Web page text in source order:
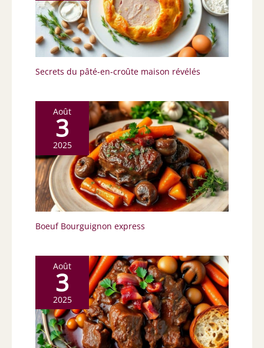
Secrets du pâté-en-croûte maison révélés
Août
3
2025
Boeuf Bourguignon express
Août
3
2025